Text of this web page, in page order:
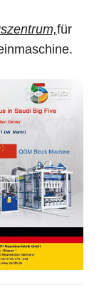
für